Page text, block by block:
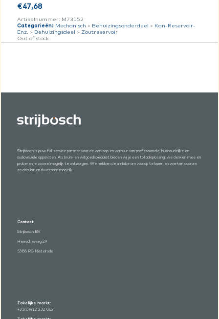
€47,68
Artikelnummer: M73152
Categorieën: Mechanisch > Behuizingsonderdeel > Kan-Reservoir-
Enz. > Behuizingsdeel > Zoutreservoir
Out of stock
Strijbosch is jouw full-service partner voor de verkoop en verhuur van professionele, huishoudelijke en
audiovisuele apparaten. Als bruin- en witgoedspecialist bieden wij je een totaaloplossing: we denken mee en
proberen je zoveel mogelijk te ontzorgen. We hebben de ambitie om voorop te lopen en werken daarom
zo circulair en duurzaam mogelijk.
Contact
Strijbosch BV
Heescheweg 29
5388 RG Nistelrode
Zakelijke markt:
+31(0)412 232 802